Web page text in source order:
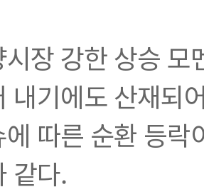
장 강한 상승
내기에도 산재되
따른 순환 등
같다.